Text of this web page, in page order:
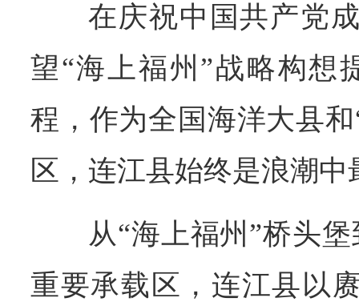
在庆祝中国共产党
望“海上福州”战略构想
程，作为全国海洋大县
区，连江县始终是浪潮
从“海上福州”桥头
重要承载区，连江县以